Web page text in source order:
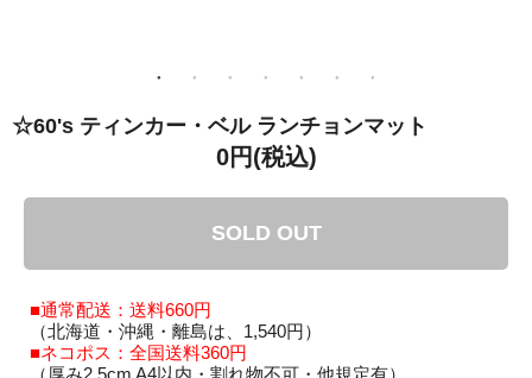
☆60's ティンカー・ベル ランチョンマット
0円(税込)
SOLD OUT
■通常配送：送料660円
（北海道・沖縄・離島は、1,540円）
■ネコポス：全国送料360円
（厚み2.5cm A4以内・割れ物不可・他規定有）